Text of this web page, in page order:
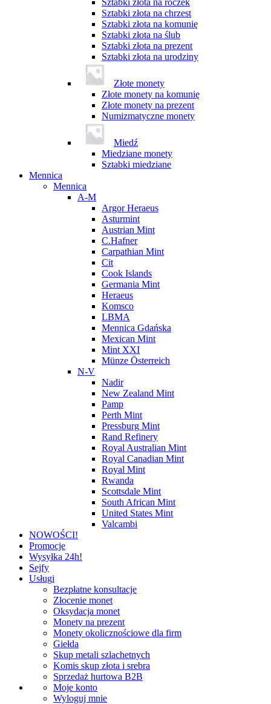
Sztabki złota na roczek
Sztabki złota na chrzest
Sztabki złota na komunię
Sztabki złota na ślub
Sztabki złota na prezent
Sztabki złota na urodziny
Złote monety
Złote monety na komunię
Złote monety na prezent
Numizmatyczne monety
Miedź
Miedziane monety
Sztabki miedziane
Mennica
Mennica
A-M
Argor Heraeus
Asturmint
Austrian Mint
C.Hafner
Carpathian Mint
Cit
Cook Islands
Germania Mint
Heraeus
Komsco
LBMA
Mennica Gdańska
Mexican Mint
Mint XXI
Münze Österreich
N-V
Nadir
New Zealand Mint
Pamp
Perth Mint
Pressburg Mint
Rand Refinery
Royal Australian Mint
Royal Canadian Mint
Royal Mint
Rwanda
Scottsdale Mint
South African Mint
United States Mint
Valcambi
NOWOŚCI!
Promocje
Wysyłka 24h!
Sejfy
Usługi
Bezpłatne konsultacje
Złocenie monet
Oksydacja monet
Monety na prezent
Monety okolicznościowe dla firm
Giełda
Skup metali szlachetnych
Komis skup złota i srebra
Sprzedaż hurtowa B2B
Moje konto
Wyloguj mnie